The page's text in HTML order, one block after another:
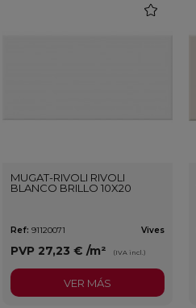
MUGAT-RIVOLI RIVOLI
BLANCO BRILLO 10X20
Ref: 91120071 Vives
PVP 27,23 € /m² (IVA incl.)
VER MÁS